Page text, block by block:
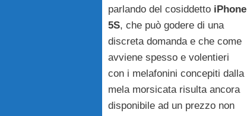
parlando del cosiddetto iPhone
5S, che può godere di una
discreta domanda e che come
avviene spesso e volentieri
con i melafonini concepiti dalla
mela morsicata risulta ancora
disponibile ad un prezzo non